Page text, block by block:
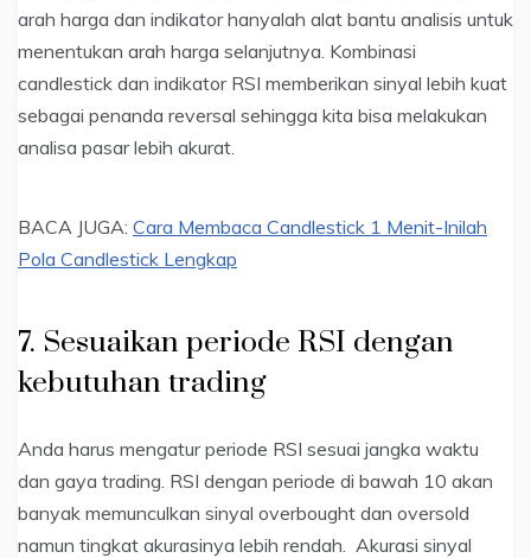
arah harga dan indikator hanyalah alat bantu analisis untuk
menentukan arah harga selanjutnya. Kombinasi
candlestick dan indikator RSI memberikan sinyal lebih kuat
sebagai penanda reversal sehingga kita bisa melakukan
analisa pasar lebih akurat.
BACA JUGA: Cara Membaca Candlestick 1 Menit-Inilah
Pola Candlestick Lengkap
7. Sesuaikan periode RSI dengan
kebutuhan trading
Anda harus mengatur periode RSI sesuai jangka waktu
dan gaya trading. RSI dengan periode di bawah 10 akan
banyak memunculkan sinyal overbought dan oversold
namun tingkat akurasinya lebih rendah. Akurasi sinyal